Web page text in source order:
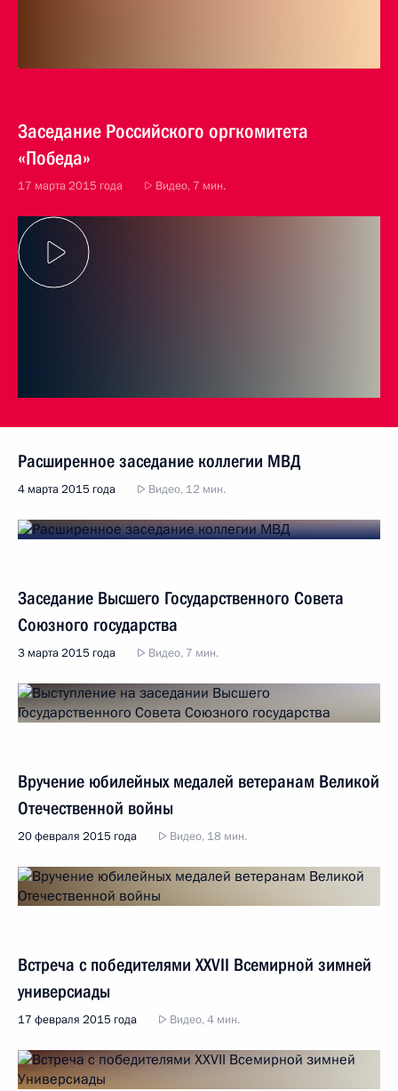
Заседание Российского оргкомитета
«Победа»
17 марта 2015 года Видео, 7 мин.
Расширенное заседание коллегии МВД
4 марта 2015 года Видео, 12 мин.
Заседание Высшего Государственного Совета
Союзного государства
3 марта 2015 года Видео, 7 мин.
Вручение юбилейных медалей ветеранам Великой
Отечественной войны
20 февраля 2015 года Видео, 18 мин.
Встреча с победителями XXVII Всемирной зимней
универсиады
17 февраля 2015 года Видео, 4 мин.